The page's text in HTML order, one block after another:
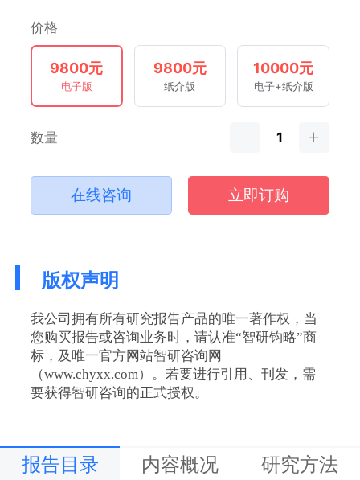
价格
9800元
电子版
9800元
纸介版
10000元
电子+纸介版
数量
在线咨询 立即订购
版权声明
我公司拥有所有研究报告产品的唯一著作权，当
您购买报告或咨询业务时，请认准“智研钧略”商
标，及唯一官方网站智研咨询网
（www.chyxx.com）。若要进行引用、刊发，需
要获得智研咨询的正式授权。
报告目录 内容概况 研究方法